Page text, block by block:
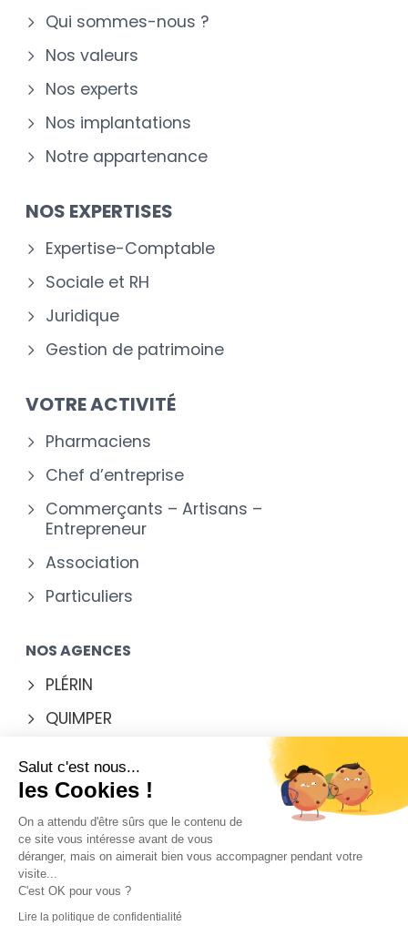
Qui sommes-nous ?
Nos valeurs
Nos experts
Nos implantations
Notre appartenance
NOS EXPERTISES
Expertise-Comptable
Sociale et RH
Juridique
Gestion de patrimoine
VOTRE ACTIVITÉ
Pharmaciens
Chef d’entreprise
Commerçants – Artisans –
Entrepreneur
Association
Particuliers
NOS AGENCES
PLÉRIN
QUIMPER
VANNES
Mentions légales
Contact
Salut c'est nous...
les Cookies !
On a attendu d'être sûrs que le contenu de
ce site vous intéresse avant de vous
déranger, mais on aimerait bien vous accompagner pendant votre
visite...
C'est OK pour vous ?
Lire la politique de confidentialité